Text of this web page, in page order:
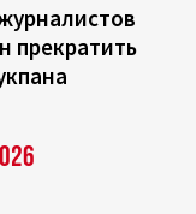
прекратить